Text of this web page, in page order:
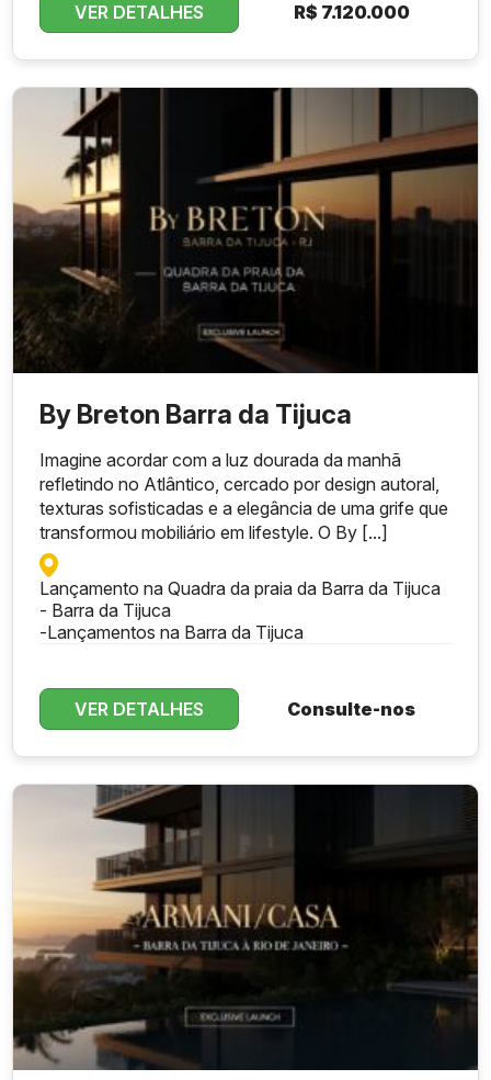
VER DETALHES R$ 7.120.000
By Breton Barra da Tijuca
Imagine acordar com a luz dourada da manhã
refletindo no Atlântico, cercado por design autoral,
texturas sofisticadas e a elegância de uma grife que
transformou mobiliário em lifestyle. O By [...]
Lançamento na Quadra da praia da Barra da Tijuca
- Barra da Tijuca
-Lançamentos na Barra da Tijuca
VER DETALHES Consulte-nos